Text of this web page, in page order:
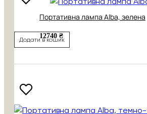
Портативна лампа Alba, зелена
12740 ₴
Додати в кошик